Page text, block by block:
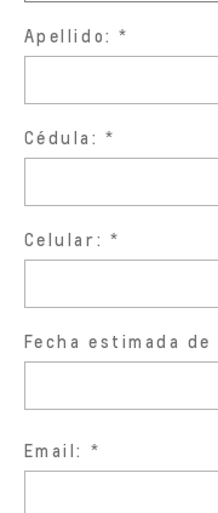
Apellido:
Cédula:
Celular:
Fecha estimada de
Email: